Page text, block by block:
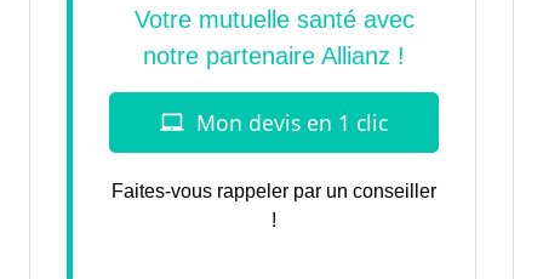
Faites-vous rappeler par un conseiller
!